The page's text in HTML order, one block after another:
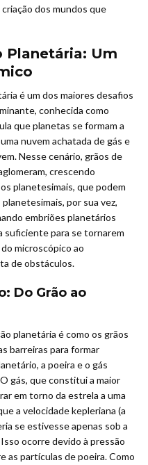
dos mundos que
Planetária: Um
é um dos maiores desafios
conhecida como
que planetas se formam a
nuvem achatada de gás e
Nesse cenário, grãos de
crescendo
planetesimais, que podem
por sua vez,
embriões planetários
suficiente para se tornarem
microscópico ao
de obstáculos.
Do Grão ao
planetária é como os grãos
barreiras para formar
a poeira e o gás
gás, que constitui a maior
em torno da estrela a uma
a velocidade kepleriana (a
se estivesse apenas sob a
ocorre devido à pressão
as partículas de poeira. Como